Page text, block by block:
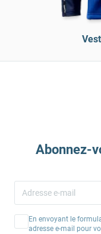
Abonnez-
En envoyant le
adresse e-mail pour